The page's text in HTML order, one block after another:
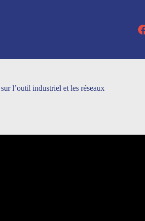
l’outil industriel et les réseaux